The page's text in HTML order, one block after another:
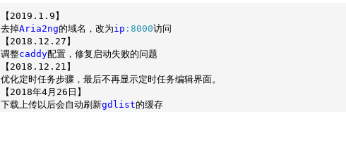
【2019 .1 .9 】
去掉Aria2ng的域名，改为ip :8000访问
【2018 .12 .27 】
调整caddy配置，修复启动失败的问题
【2018 .12 .21 】
优化定时任务步骤，最后不再显示定时任务编辑界面。
【2018年4月26日】
下载上传以后会自动刷新gdlist